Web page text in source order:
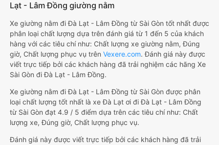
Lạt - Lâm Đồng giường nằm
Xe giường nằm đi Đà Lạt - Lâm Đồng từ Sài Gòn tốt nhất được
phân loại chất lượng dựa trên đánh giá từ 1 đến 5 của khách
hàng với các tiêu chí như: Chất lượng xe giường nằm, Đúng
giờ, Chất lượng phục vụ trên Vexere.com. Đánh giá này được
viết trực tiếp bởi các khách hàng đã trải nghiệm các hãng Xe
Sài Gòn đi Đà Lạt - Lâm Đồng.
Xe giường nằm đi Đà Lạt - Lâm Đồng từ Sài Gòn được phân
loại chất lượng tốt nhất là xe Đà Lạt ơi đi Đà Lạt - Lâm Đồng
từ Sài Gòn đạt 4.9 / 5 điểm dựa trên các tiêu chí như: Chất
lượng xe, Đúng giờ, Chất lượng phục vụ.
Đánh giá này được viết trực tiếp bởi các khách hàng đã trải